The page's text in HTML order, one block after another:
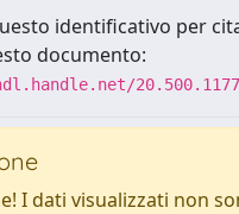
identificativo per
documento:
I dati visualizzati non